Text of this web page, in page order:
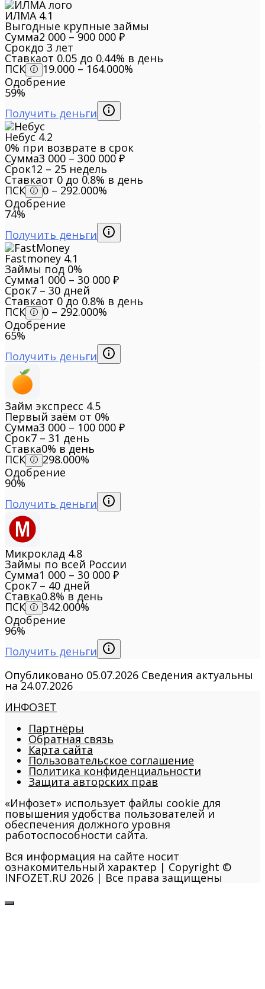
ИЛМА4.1
Выгодные крупные займы
Сумма2 000 – 900 000 ₽
Срокдо 3 лет
Ставкаот 0.05 до 0.44% в день
ПСК
19.000 – 164.000%
Одобрение
59%
Получить деньги
Небус4.2
0% при возврате в срок
Сумма3 000 – 300 000 ₽
Срок12 – 25 недель
Ставкаот 0 до 0.8% в день
ПСК
0 – 292.000%
Одобрение
74%
Получить деньги
Fastmoney 4.1
Займы под 0%
Сумма1 000 – 30 000 ₽
Срок7 – 30 дней
Ставкаот 0 до 0.8% в день
ПСК
0 – 292.000%
Одобрение
65%
Получить деньги
Займ экспресс 4.5
Первый заём от 0%
Сумма3 000 – 100 000 ₽
Срок7 – 31 день
Ставка0% в день
ПСК
298.000%
Одобрение
90%
Получить деньги
Микроклад 4.8
Займы по всей России
Сумма1 000 – 30 000 ₽
Срок7 – 40 дней
Ставка0.8% в день
ПСК
342.000%
Одобрение
96%
Получить деньги
Опубликовано 05.07.2026 Сведения актуальны
на24.07.2026
ИНФОЗЕТ
Партнёры
Обратная связь
Карта сайта
Пользовательское соглашение
Политика конфиденциальности
Защита авторских прав
«Инфозет» использует файлы cookie для
повышения удобства пользователей и
обеспечения должного уровня
работоспособности сайта.
Вся информация на сайте носит
ознакомительный характер | Copyright ©
INFOZET.RU 2026 | Все права защищены